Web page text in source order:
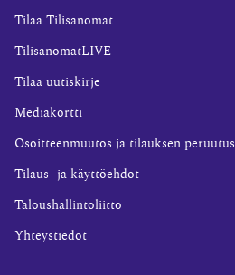
Tilaa Tilisanomat
TilisanomatLIVE
Tilaa uutiskirje
Mediakortti
Osoitteenmuutos ja tilauksen peruutus
Tilaus- ja käyttöehdot
Taloushallintoliitto
Yhteystiedot